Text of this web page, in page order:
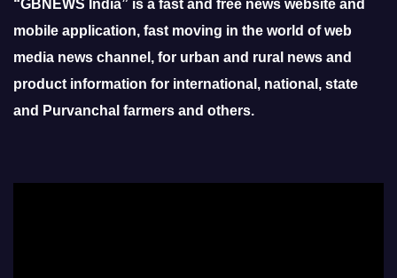
“GBNEWS India” is a fast and free news website and
mobile application, fast moving in the world of web
media news channel, for urban and rural news and
product information for international, national, state
and Purvanchal farmers and others.